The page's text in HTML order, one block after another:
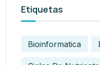
Etiquetas
Bioinformatica